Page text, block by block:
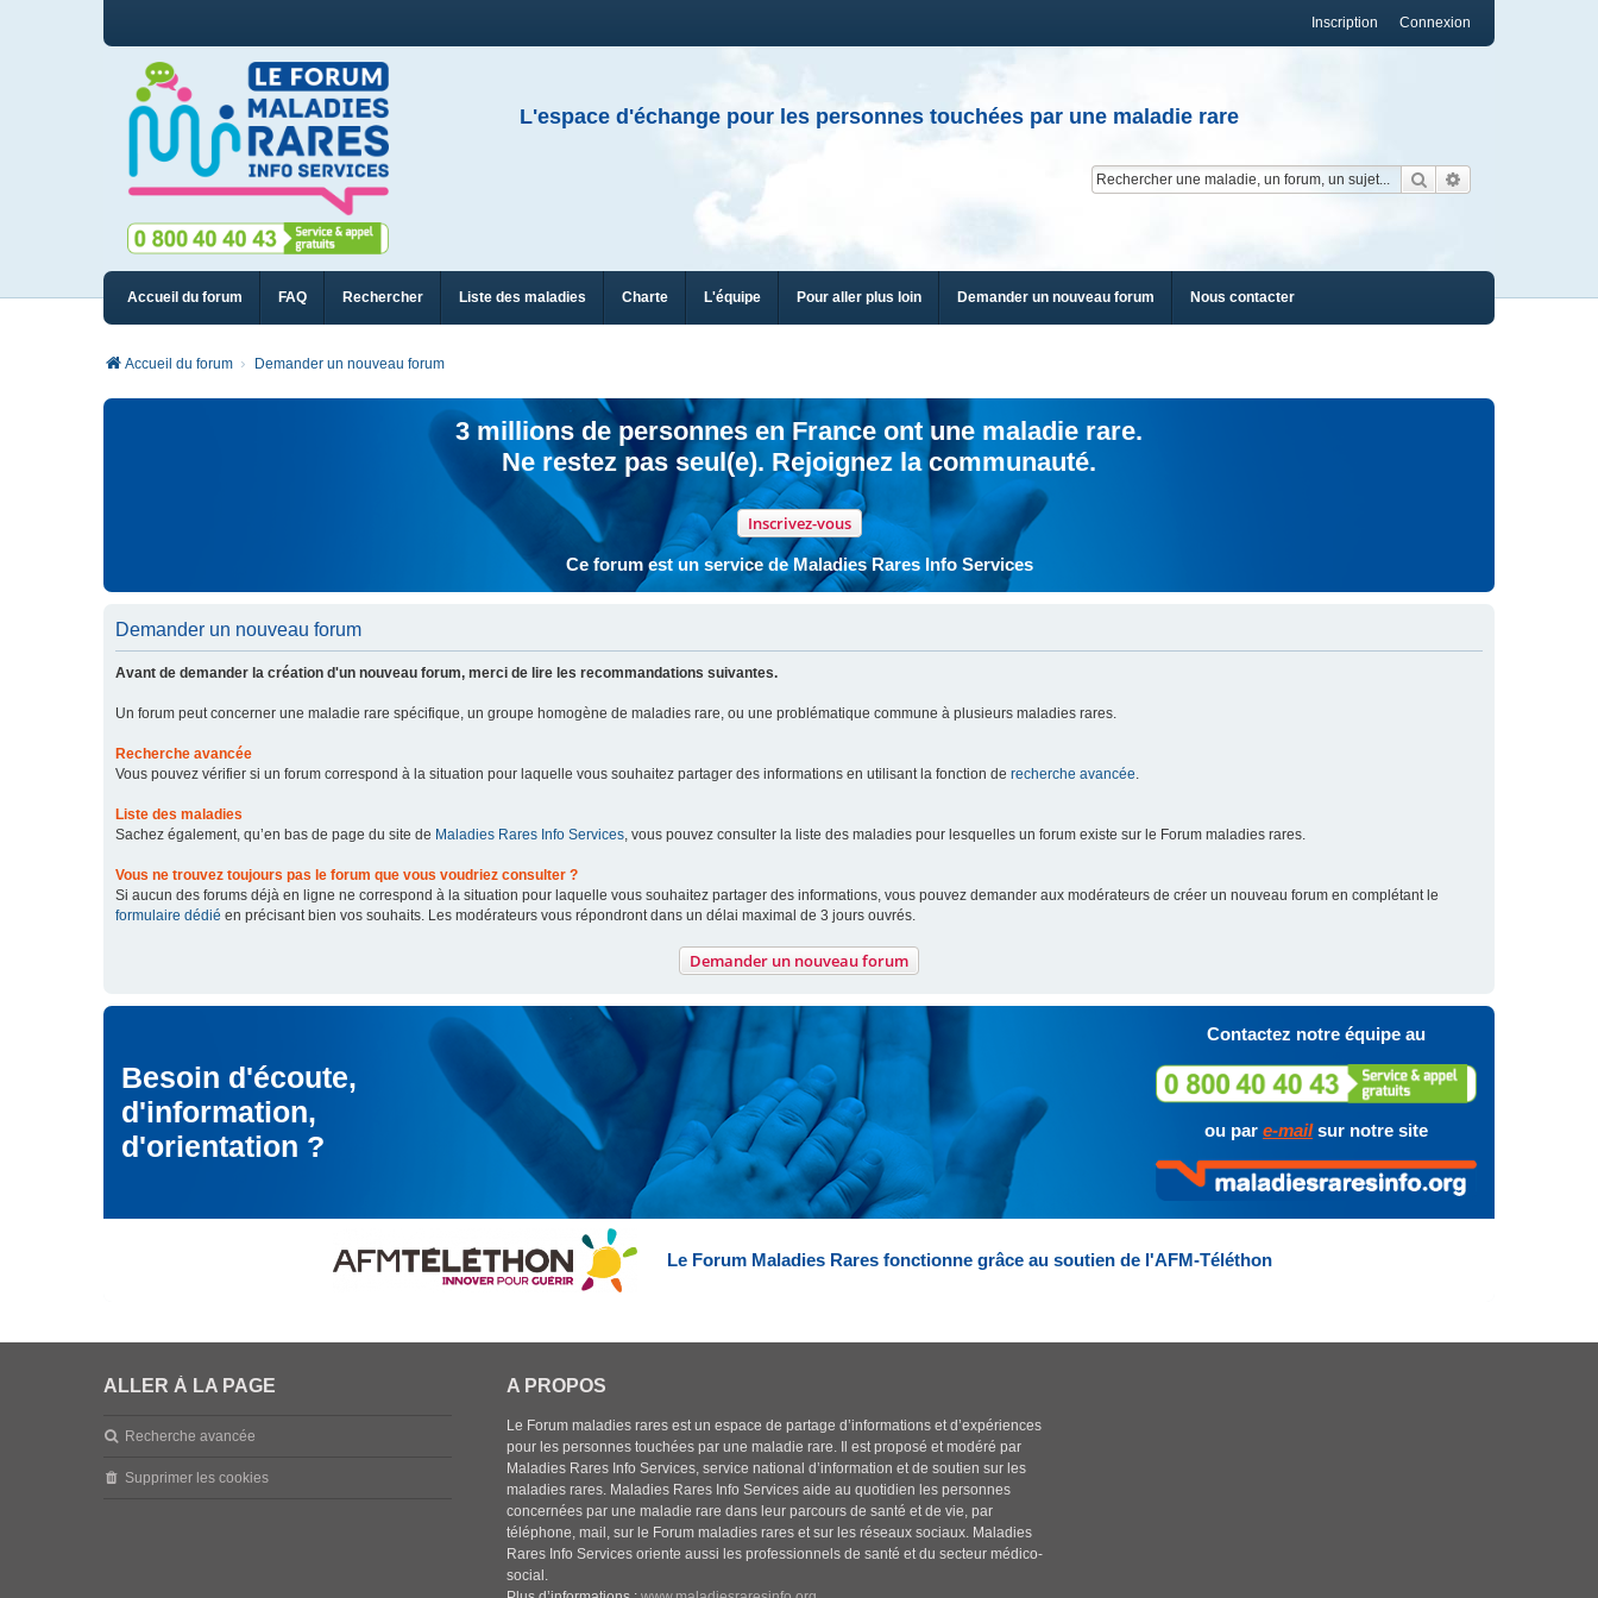
Connexion
Inscription
L'espace d'échange pour les personnes touchées par une maladie rare
Rechercher
Accueil du forum FAQ Rechercher Liste des maladies Charte L'équipe Pour aller plus loin Demander un nouveau forum Nous contacter
Accueil du forum Demander un nouveau forum
3 millions de personnes en France ont une maladie rare.
Ne restez pas seul(e). Rejoignez la communauté.
Inscrivez-vous
Ce forum est un service de Maladies Rares Info Services
Demander un nouveau forum
Avant de demander la création d'un nouveau forum, merci de lire les recommandations suivantes.
Un forum peut concerner une maladie rare spécifique, un groupe homogène de maladies rare, ou une problématique commune à plusieurs maladies rares.
Recherche avancée
Vous pouvez vérifier si un forum correspond à la situation pour laquelle vous souhaitez partager des informations en utilisant la fonction de recherche avancée.
Liste des maladies
Sachez également, qu’en bas de page du site de Maladies Rares Info Services, vous pouvez consulter la liste des maladies pour lesquelles un forum existe sur le Forum maladies rares.
Vous ne trouvez toujours pas le forum que vous voudriez consulter ?
Si aucun des forums déjà en ligne ne correspond à la situation pour laquelle vous souhaitez partager des informations, vous pouvez demander aux modérateurs de créer un nouveau forum en complétant le
formulaire dédié en précisant bien vos souhaits. Les modérateurs vous répondront dans un délai maximal de 3 jours ouvrés.
Demander un nouveau forum
Besoin d'écoute,
d'information,
d'orientation ?
Contactez notre équipe au
ou par e-mailsur notre site
Le Forum Maladies Rares fonctionne grâce au soutien de l'AFM-Téléthon
ALLER À LA PAGE
Recherche avancée
Supprimer les cookies
A PROPOS
Le Forum maladies rares est un espace de partage d’informations et d’expériences
pour les personnes touchées par une maladie rare. Il est proposé et modéré par
Maladies Rares Info Services, service national d’information et de soutien sur les
maladies rares. Maladies Rares Info Services aide au quotidien les personnes
concernées par une maladie rare dans leur parcours de santé et de vie, par
téléphone, mail, sur le Forum maladies rares et sur les réseaux sociaux. Maladies
Rares Info Services oriente aussi les professionnels de santé et du secteur médico-
social.